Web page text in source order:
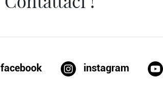
facebook instagram